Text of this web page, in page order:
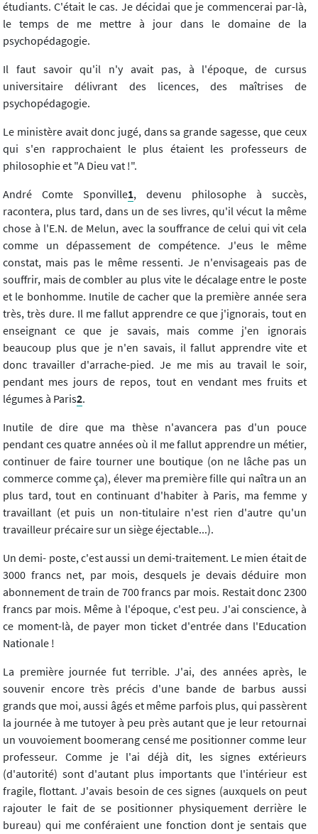
étudiants. C'était le cas. Je décidai que je commencerai par-là,
le temps de me mettre à jour dans le domaine de la
psychopédagogie.
Il faut savoir qu'il n'y avait pas, à l'époque, de cursus
universitaire délivrant des licences, des maîtrises de
psychopédagogie.
Le ministère avait donc jugé, dans sa grande sagesse, que ceux
qui s'en rapprochaient le plus étaient les professeurs de
philosophie et "A Dieu vat !".
André Comte Sponville1, devenu philosophe à succès,
racontera, plus tard, dans un de ses livres, qu'il vécut la même
chose à l'E.N. de Melun, avec la souffrance de celui qui vit cela
comme un dépassement de compétence. J'eus le même
constat, mais pas le même ressenti. Je n'envisageais pas de
souffrir, mais de combler au plus vite le décalage entre le poste
et le bonhomme. Inutile de cacher que la première année sera
très, très dure. Il me fallut apprendre ce que j'ignorais, tout en
enseignant ce que je savais, mais comme j'en ignorais
beaucoup plus que je n'en savais, il fallut apprendre vite et
donc travailler d'arrache-pied. Je me mis au travail le soir,
pendant mes jours de repos, tout en vendant mes fruits et
légumes à Paris2.
Inutile de dire que ma thèse n'avancera pas d'un pouce
pendant ces quatre années où il me fallut apprendre un métier,
continuer de faire tourner une boutique (on ne lâche pas un
commerce comme ça), élever ma première fille qui naîtra un an
plus tard, tout en continuant d'habiter à Paris, ma femme y
travaillant (et puis un non-titulaire n'est rien d'autre qu'un
travailleur précaire sur un siège éjectable...).
Un demi- poste, c'est aussi un demi-traitement. Le mien était de
3000 francs net, par mois, desquels je devais déduire mon
abonnement de train de 700 francs par mois. Restait donc 2300
francs par mois. Même à l'époque, c'est peu. J'ai conscience, à
ce moment-là, de payer mon ticket d'entrée dans l'Education
Nationale !
La première journée fut terrible. J'ai, des années après, le
souvenir encore très précis d'une bande de barbus aussi
grands que moi, aussi âgés et même parfois plus, qui passèrent
la journée à me tutoyer à peu près autant que je leur retournai
un vouvoiement boomerang censé me positionner comme leur
professeur. Comme je l'ai déjà dit, les signes extérieurs
(d'autorité) sont d'autant plus importants que l'intérieur est
fragile, flottant. J'avais besoin de ces signes (auxquels on peut
rajouter le fait de se positionner physiquement derrière le
bureau) qui me conféraient une fonction dont je sentais que